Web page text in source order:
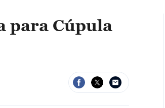
para Cúpula